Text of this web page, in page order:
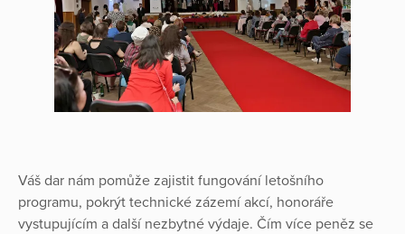
Váš dar nám pomůže zajistit fungování letošního
programu, pokrýt technické zázemí akcí, honoráře
vystupujícím a další nezbytné výdaje. Čím více peněz se